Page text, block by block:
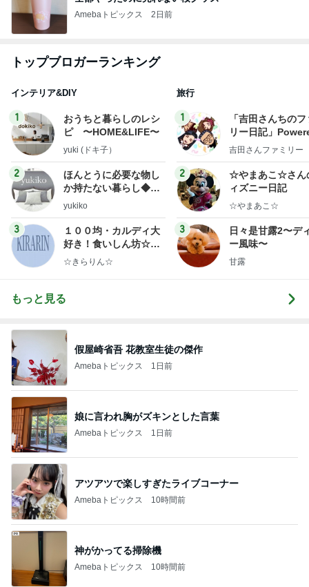
Amebaトピックス 2日前
トップブロガーランキング
インテリア&DIY
1
おうちと暮らしのレシ
ピ 〜HOME&LIFE〜
yuki (ドキ子）
2
ほんとうに必要な物し
か持たない暮らし◆Ke
ep Life Simple◆〜イ
yukiko
3
１００均・カルディ大
好き！食いしん坊☆き
らりん☆のブログ
☆きらりん☆
旅行
1
「吉田さんちの
リー日記」
y Ameba 吉田さ
ログ
吉田さんファミリー
2
☆やまあこ☆さん
ィズニー日記
☆やまあこ☆
3
日々是甘露2〜デ
ー風味〜
甘露
もっと見る
假屋崎省吾 花教室生徒の傑作
Amebaトピックス 1日前
娘に言われ胸がズキンとした言葉
Amebaトピックス 1日前
アツアツで楽しすぎたライブコーナー
Amebaトピックス 10時間前
神がかってる掃除機
Amebaトピックス 10時間前